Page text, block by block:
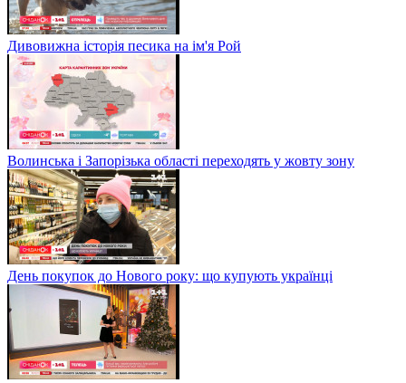
Дивовижна історія песика на ім'я Рой
Волинська і Запорізька області переходять у жовту зону
День покупок до Нового року: що купують українці